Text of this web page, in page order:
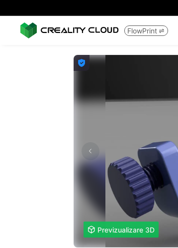
FlowPrint 

 Previzualizare 3D